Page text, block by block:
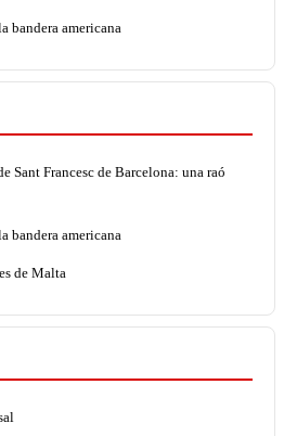
bandera americana
Sant Francesc de Barcelona: una raó
bandera americana
de Malta